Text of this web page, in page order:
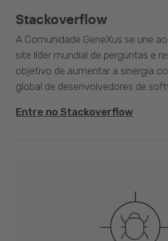
Stackoverflow
A Comunidade GeneXus se une
site líder mundial de perguntas e
objetivo de aumentar a sinergia
global de desenvolvedores de
Entre no Stackoverflow